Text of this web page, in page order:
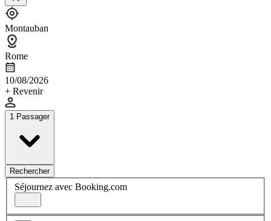
Montauban
Rome
10/08/2026
+ Revenir
1 Passager
Rechercher
Séjournez avec Booking.com